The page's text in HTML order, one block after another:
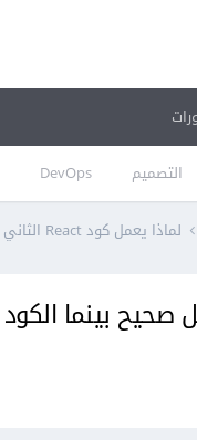
التصميم DevOps
لماذا يعمل كود React الثاني بشكل صحيح بينما الكود الأول لا يعمل؟